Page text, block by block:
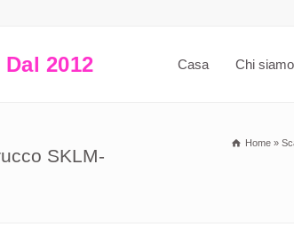
Dal 2012 Casa Chi siamo
SKLM-
Home »